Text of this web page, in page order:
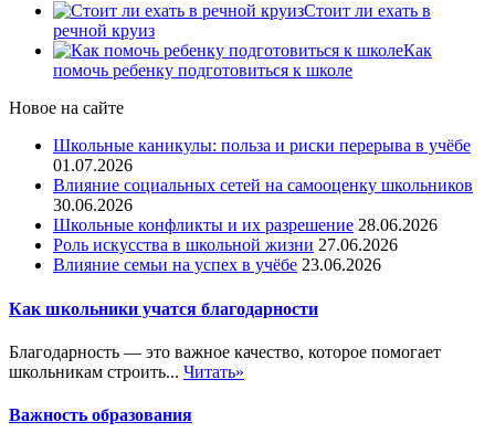
Стоит ли ехать в
речной круиз
Как
помочь ребенку подготовиться к школе
Новое на сайте
Школьные каникулы: польза и риски перерыва в учёбе
01.07.2026
Влияние социальных сетей на самооценку школьников
30.06.2026
Школьные конфликты и их разрешение 28.06.2026
Роль искусства в школьной жизни 27.06.2026
Влияние семьи на успех в учёбе 23.06.2026
Как школьники учатся благодарности
Благодарность — это важное качество, которое помогает
школьникам строить... Читать»
Важность образования